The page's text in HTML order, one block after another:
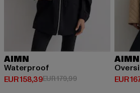
AIMN
Waterproof
EUR 158,39
Derzeitiger Preis: EUR 158,39
EUR 179,99Aktionspreis: EUR
AIMN
EUR